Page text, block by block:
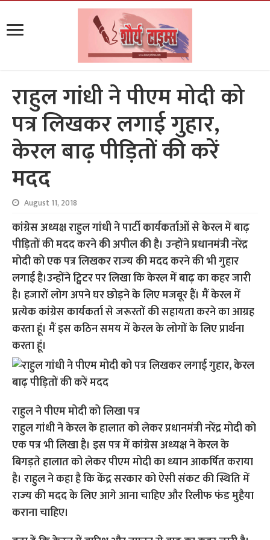
राहुल गांधी ने पीएम मोदी को
पत्र लिखकर लगाई गुहार,
केरल बाढ़ पीड़ितों की करें
मदद
August 11, 2018
कांग्रेस अध्यक्ष राहुल गांधी ने पार्टी कार्यकर्ताओं से केरल में बाढ़
पीड़ितों की मदद करने की अपील की है। उन्‍होंने प्रधानमंत्री नरेंद्र
मोदी को एक पत्र लिखकर राज्‍य की मदद करने की भी गुहार
लगाई है।उन्होंने ट्विटर पर लिखा कि केरल में बाढ़ का कहर जारी
है। हजारों लोग अपने घर छोड़ने के लिए मजबूर हैं। मैं केरल में
प्रत्येक कांग्रेस कार्यकर्ता से जरूरतों की सहायता करने का आग्रह
करता हूं। मैं इस कठिन समय में केरल के लोगों के लिए प्रार्थना
करता हूं।
राहुल ने पीएम मोदी को लिखा पत्र
राहुल गांधी ने केरल के हालात को लेकर प्रधानमंत्री नरेंद्र मोदी को
एक पत्र भी लिखा है। इस पत्र में कांग्रेस अध्‍यक्ष ने केरल के
बिगड़ते हालात को लेकर पीएम मोदी का ध्‍यान आकर्षित कराया
है। राहुल ने कहा है कि केंद्र सरकार को ऐसी संकट की स्थिति में
राज्‍य की मदद के लिए आगे आना चाहिए और रिलीफ फंड मुहैया
कराना चाहिए।